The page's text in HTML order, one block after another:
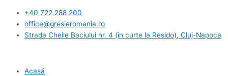
content
+40 722 288 200
office@gresieromania.ro
Strada Cheile Baciului nr. 4 (în curte la Resido), Cluj-Napoca
Acasă